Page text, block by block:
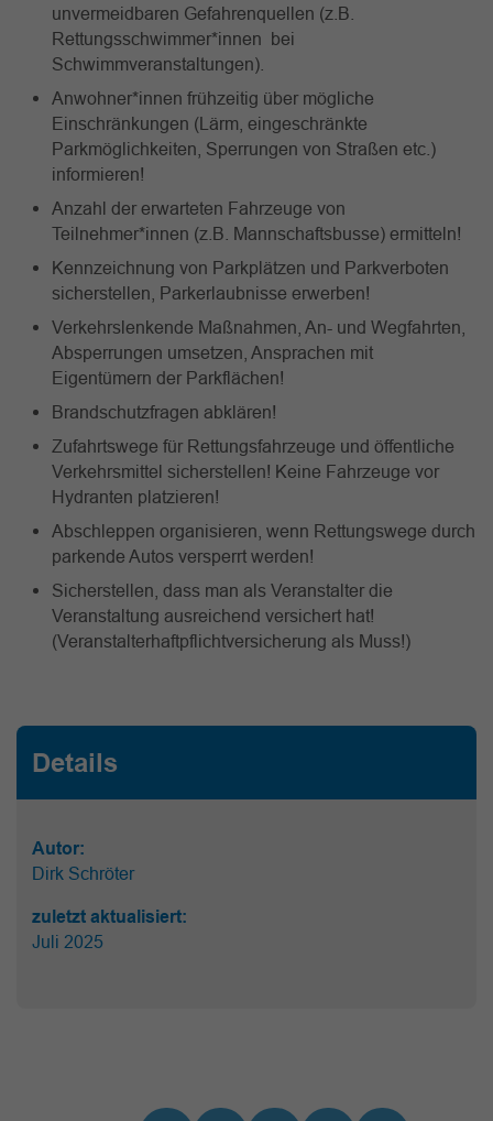
unvermeidbaren Gefahrenquellen (z.B.
Rettungsschwimmer*innen bei
Schwimmveranstaltungen).
Anwohner*innen frühzeitig über mögliche
Einschränkungen (Lärm, eingeschränkte
Parkmöglichkeiten, Sperrungen von Straßen etc.)
informieren!
Anzahl der erwarteten Fahrzeuge von
Teilnehmer*innen (z.B. Mannschaftsbusse) ermitteln!
Kennzeichnung von Parkplätzen und Parkverboten
sicherstellen, Parkerlaubnisse erwerben!
Verkehrslenkende Maßnahmen, An- und Wegfahrten,
Absperrungen umsetzen, Ansprachen mit
Eigentümern der Parkflächen!
Brandschutzfragen abklären!
Zufahrtswege für Rettungsfahrzeuge und öffentliche
Verkehrsmittel sicherstellen! Keine Fahrzeuge vor
Hydranten platzieren!
Abschleppen organisieren, wenn Rettungswege durch
parkende Autos versperrt werden!
Sicherstellen, dass man als Veranstalter die
Veranstaltung ausreichend versichert hat!
(Veranstalterhaftpflichtversicherung als Muss!)
Details
Autor:
Dirk Schröter
zuletzt aktualisiert:
Juli 2025